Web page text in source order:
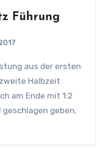
Führung
Halbzeit
am Ende mit 1:2
geben.